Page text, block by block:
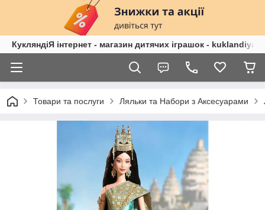
КукляндіЯ інтернет - магазин дитячих іграшок -
Товари та послуги Ляльки та Набори з Аксесуарами